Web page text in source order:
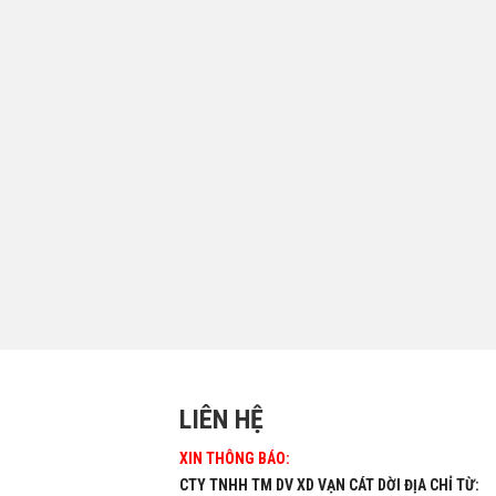
LIÊN HỆ
XIN THÔNG BÁO:
CTY TNHH TM DV XD VẠN CÁT DỜI ĐỊA CHỈ TỪ: